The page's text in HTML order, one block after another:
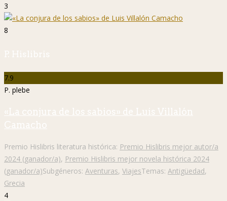
3
8
P. Hislibris
7.9
P. plebe
«La conjura de los sabios» de Luis Villalón
Camacho
Premio Hislibris literatura histórica: Premio Hislibris mejor autor/a
2024 (ganador/a), Premio Hislibris mejor novela histórica 2024
(ganador/a)Subgéneros: Aventuras, ViajesTemas: Antigüedad,
Grecia
4